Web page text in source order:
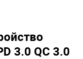
3.0 QC 3.0